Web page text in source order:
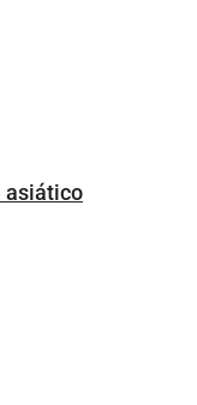
asiático